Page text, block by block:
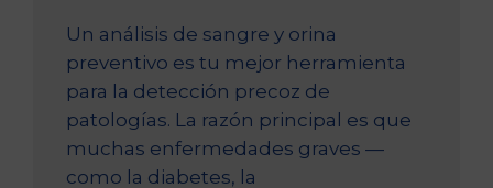
Un análisis de sangre y orina
preventivo es tu mejor herramienta
para la detección precoz de
patologías. La razón principal es que
muchas enfermedades graves —
como la diabetes, la